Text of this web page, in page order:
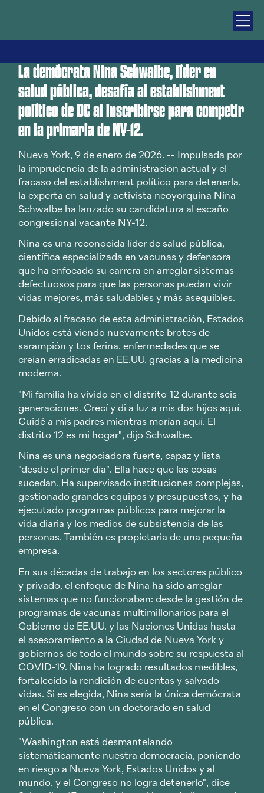
La demócrata Nina Schwalbe, líder en
salud pública, desafía al establishment
político de DC al inscribirse para competir
en la primaria de NY-12.
Nueva York, 9 de enero de 2026. -- Impulsada por
la imprudencia de la administración actual y el
fracaso del establishment político para detenerla,
la experta en salud y activista neoyorquina Nina
Schwalbe ha lanzado su candidatura al escaño
congresional vacante NY-12.
Nina es una reconocida líder de salud pública,
científica especializada en vacunas y defensora
que ha enfocado su carrera en arreglar sistemas
defectuosos para que las personas puedan vivir
vidas mejores, más saludables y más asequibles.
Debido al fracaso de esta administración, Estados
Unidos está viendo nuevamente brotes de
sarampión y tos ferina, enfermedades que se
creían erradicadas en EE.UU. gracias a la medicina
moderna.
"Mi familia ha vivido en el distrito 12 durante seis
generaciones. Crecí y di a luz a mis dos hijos aquí.
Cuidé a mis padres mientras morían aquí. El
distrito 12 es mi hogar", dijo Schwalbe.
Nina es una negociadora fuerte, capaz y lista
"desde el primer día". Ella hace que las cosas
sucedan. Ha supervisado instituciones complejas,
gestionado grandes equipos y presupuestos, y ha
ejecutado programas públicos para mejorar la
vida diaria y los medios de subsistencia de las
personas. También es propietaria de una pequeña
empresa.
En sus décadas de trabajo en los sectores público
y privado, el enfoque de Nina ha sido arreglar
sistemas que no funcionaban: desde la gestión de
programas de vacunas multimillonarios para el
Gobierno de EE.UU. y las Naciones Unidas hasta
el asesoramiento a la Ciudad de Nueva York y
gobiernos de todo el mundo sobre su respuesta al
COVID-19. Nina ha logrado resultados medibles,
fortalecido la rendición de cuentas y salvado
vidas. Si es elegida, Nina sería la única demócrata
en el Congreso con un doctorado en salud
pública.
"Washington está desmantelando
sistemáticamente nuestra democracia, poniendo
en riesgo a Nueva York, Estados Unidos y al
mundo, y el Congreso no logra detenerlo", dice